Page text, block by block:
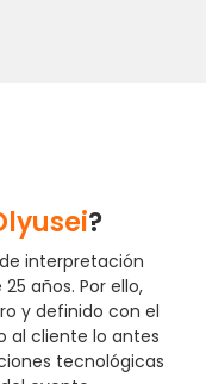
?
interpretación
años. Por ello,
y definido con el
al cliente lo antes
tecnológicas